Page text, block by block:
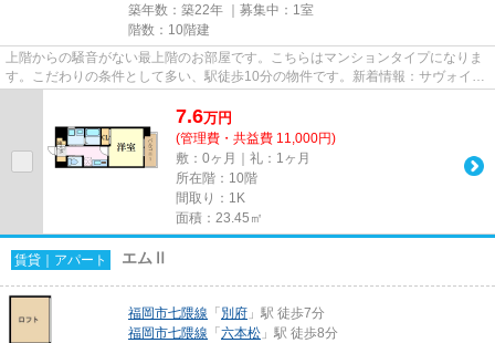
築年数：築22年 ｜募集中： 1室
階数：10階建
上階からの騒音がない最上階のお部屋です。こちらはマンションタイプになりま
す。こだわりの条件として多い、駅徒歩10分の物件です。新着情報：サヴォイス
7.6万円
(管理費・共益費 11,000円)
敷：0ヶ月｜礼：1ヶ月
所在階：10階
間取り：1K
面積：23.45㎡
賃貸｜アパート エムⅡ
福岡市七隈線 「 別府 」駅 徒歩7分
福岡市七隈線 「 六本松 」駅 徒歩8分